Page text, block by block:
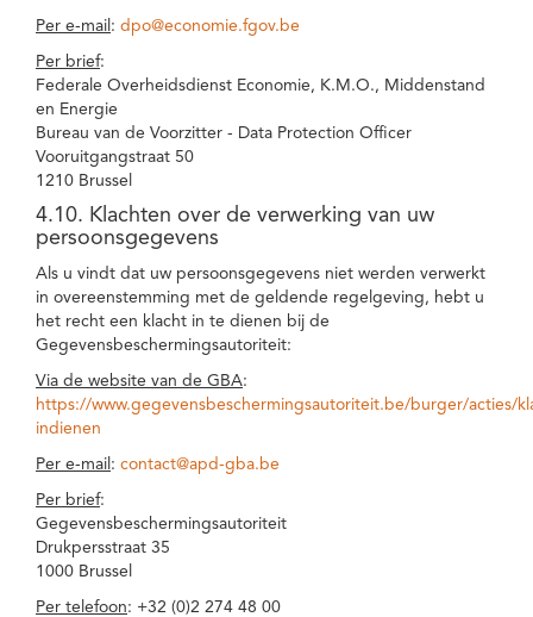
Per e-mail : dpo@economie.fgov.be
Per brief:
Federale Overheidsdienst Economie, K.M.O., Middenstand
en Energie
Bureau van de Voorzitter - Data Protection Officer
Vooruitgangstraat 50
1210 Brussel
4.10. Klachten over de verwerking van uw
persoonsgegevens
Als u vindt dat uw persoonsgegevens niet werden verwerkt
in overeenstemming met de geldende regelgeving, hebt u
het recht een klacht in te dienen bij de
Gegevensbeschermingsautoriteit:
Via de website van de GBA:
https://www.gegevensbeschermingsautoriteit.be/burger/acties/
indienen
Per e-mail : contact@apd-gba.be
Per brief:
Gegevensbeschermingsautoriteit
Drukpersstraat 35
1000 Brussel
Per telefoon: +32 (0)2 274 48 00